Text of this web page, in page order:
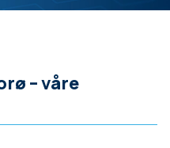
– våre